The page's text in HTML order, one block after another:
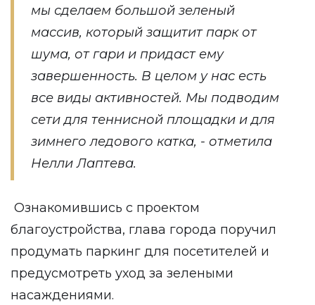
мы сделаем большой зеленый
массив, который защитит парк от
шума, от гари и придаст ему
завершенность. В целом у нас есть
все виды активностей. Мы подводим
сети для теннисной площадки и для
зимнего ледового катка, - отметила
Нелли Лаптева.
Ознакомившись с проектом
благоустройства, глава города поручил
продумать паркинг для посетителей и
предусмотреть уход за зелеными
насаждениями.